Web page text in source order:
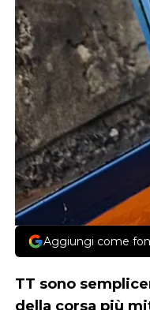
Aggiungi come
TT sono
della corsa più